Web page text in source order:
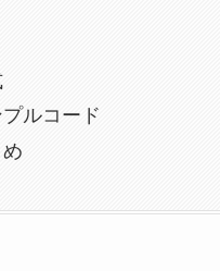
ルコード